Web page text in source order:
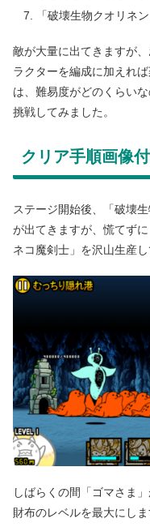
「破壊生物クオリネ
敵が大量に出てきますが
ラクターを編成に加えれ
は、難易度がどのくらい
挑戦してみました。
クリア手順画像
ステージ開始後、「破壊
が出てきますが、慌てず
ネコ魔剣士」を沢山生産
しばらくの間「ゴマさま
財布のレベルを最大にしま